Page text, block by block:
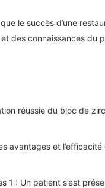
que le succès d’une
des connaissances du
réussie du bloc de
avantages et
1 : Un patient s’est